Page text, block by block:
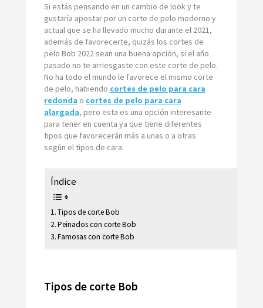
tendencia
Si estás pensando en un cambio de look y te
gustaría apostar por un corte de pelo moderno y
actual que se ha llevado mucho durante el 2021,
además de favorecerte, quizás los cortes de
pelo Bob 2022 sean una buena opción, si el año
pasado no te arriesgaste con este corte de pelo.
No ha todo el mundo le favorece el mismo corte
de pelo, habiendo cortes de pelo para cara
redonda o cortes de pelo para cara
alargada, pero esta es una opción interesante
para tener en cuenta ya que tiene diferentes
tipos que favorecerán más a unas o a otras
según el tipos de cara.
Índice
Tipos de corte Bob
Peinados con corte Bob
Famosas con corte Bob
Tipos de corte Bob